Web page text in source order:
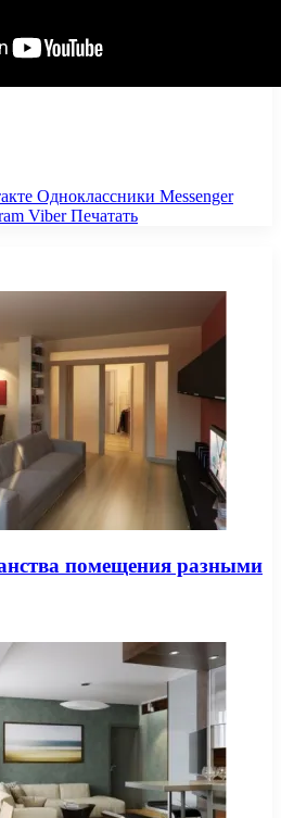
Одноклассники Messenger
Viber Печатать
помещения разными